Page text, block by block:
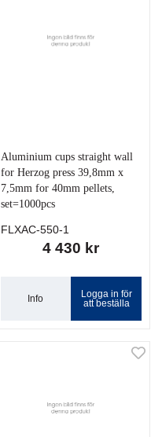
Aluminium cups straight wall
for Herzog press 39,8mm x
7,5mm for 40mm pellets,
set=1000pcs
FLXAC-550-1
4 430 kr
Info
Logga in för
att beställa